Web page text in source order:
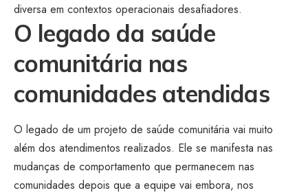
diversa em contextos operacionais desafiadores.
O legado da saúde
comunitária nas
comunidades atendidas
O legado de um projeto de saúde comunitária vai muito
além dos atendimentos realizados. Ele se manifesta nas
mudanças de comportamento que permanecem nas
comunidades depois que a equipe vai embora, nos